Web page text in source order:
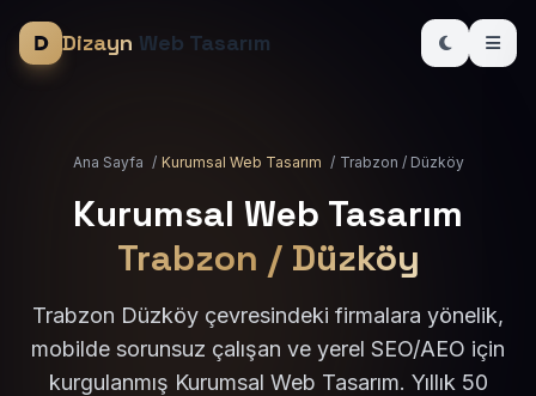
Dizayn Web Tasarım
Ana Sayfa / Kurumsal Web Tasarım / Trabzon / Düzköy
Kurumsal Web Tasarım
Trabzon / Düzköy
Trabzon Düzköy çevresindeki firmalara yönelik,
mobilde sorunsuz çalışan ve yerel SEO/AEO için
kurgulanmış Kurumsal Web Tasarım. Yıllık 50